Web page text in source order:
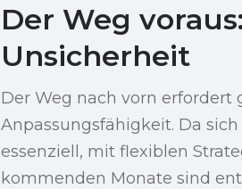
Der Weg
Unsicherheit
Der Weg nach vorn
Anpassungsfähigkeit. Da
essenziell, mit flexiblen
kommenden Monate sind